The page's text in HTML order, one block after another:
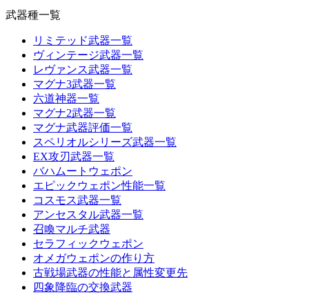
武器種一覧
リミテッド武器一覧
ヴィンテージ武器一覧
レヴァンス武器一覧
マグナ3武器一覧
六道神器一覧
マグナ2武器一覧
マグナ武器評価一覧
スペリオルシリーズ武器一覧
EX攻刃武器一覧
バハムートウェポン
エピックウェポン性能一覧
コスモス武器一覧
アンセスタル武器一覧
召喚マルチ武器
セラフィックウェポン
オメガウェポンの作り方
古戦場武器の性能と属性変更先
四象降臨の交換武器